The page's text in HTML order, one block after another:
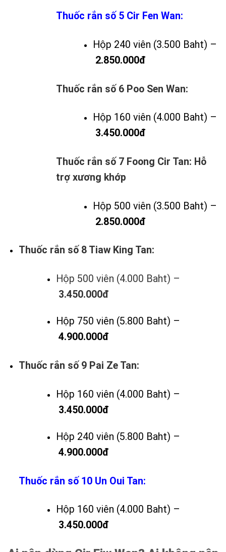
Thuốc rắn số 5 Cir Fen Wan:
Hộp 240 viên (3.500 Baht) –
2.850.000đ
Thuốc rắn số 6 Poo Sen Wan:
Hộp 160 viên (4.000 Baht) –
3.450.000đ
Thuốc rắn số 7 Foong Cir Tan: Hỗ
trợ xương khớp
Hộp 500 viên (3.500 Baht) –
2.850.000đ
Thuốc rắn số 8 Tiaw King Tan:
Hộp 500 viên (4.000 Baht) –
3.450.000đ
Hộp 750 viên (5.800 Baht) –
4.900.000đ
Thuốc rắn số 9 Pai Ze Tan:
Hộp 160 viên (4.000 Baht) –
3.450.000đ
Hộp 240 viên (5.800 Baht) –
4.900.000đ
Thuốc rắn số 10 Un Oui Tan:
Hộp 160 viên (4.000 Baht) –
3.450.000đ